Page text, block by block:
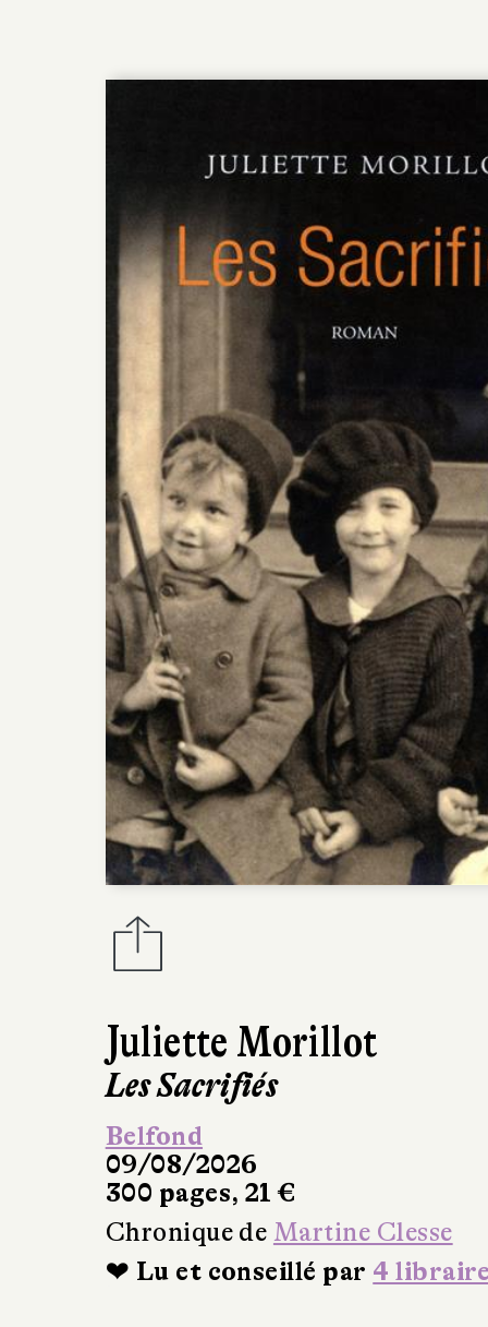
Juliette Morillot
Les Sacrifiés
Belfond
09/08/2026
300 pages, 21 €
Chronique de Martine Clesse
❤ Lu et conseillé par 4